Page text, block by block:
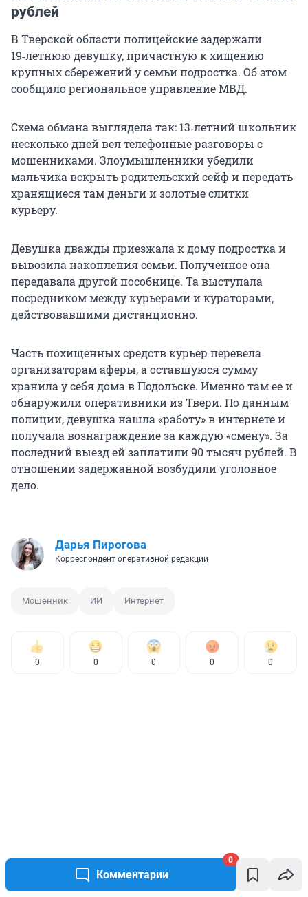
Комментарии
0
рублей
В Тверской области полицейские задержали
19‑летнюю девушку, причастную к хищению
крупных сбережений у семьи подростка. Об этом
сообщило региональное управление МВД.
Схема обмана выглядела так: 13‑летний школьник
несколько дней вел телефонные разговоры с
мошенниками. Злоумышленники убедили
мальчика вскрыть родительский сейф и передать
хранящиеся там деньги и золотые слитки
курьеру.
Девушка дважды приезжала к дому подростка и
вывозила накопления семьи. Полученное она
передавала другой пособнице. Та выступала
посредником между курьерами и кураторами,
действовавшими дистанционно.
Часть похищенных средств курьер перевела
организаторам аферы, а оставшуюся сумму
хранила у себя дома в Подольске. Именно там ее и
обнаружили оперативники из Твери. По данным
полиции, девушка нашла «работу» в интернете и
получала вознаграждение за каждую «смену». За
последний выезд ей заплатили 90 тысяч рублей. В
отношении задержанной возбудили уголовное
дело.
Дарья Пирогова
Корреспондент оперативной редакции
Мошенник ИИ Интернет
0 0 0 0 0